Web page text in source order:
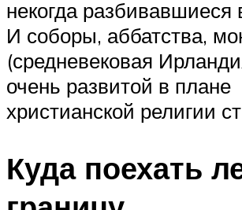
некогда разбивавшиеся
И соборы, аббатства,
(средневековая
очень развитой в плане
христианской религии
Куда поехать